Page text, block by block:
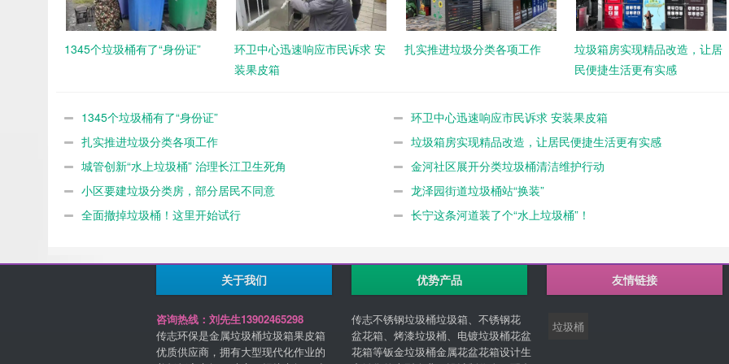
1345个垃圾桶有了“身份证”
环卫中心迅速响应市民诉求 安
装果皮箱
扎实推进垃圾分类各项工作
垃圾箱房实现精品改造，让居
民便捷生活更有实感
1345个垃圾桶有了“身份证”
环卫中心迅速响应市民诉求 安装果皮箱
扎实推进垃圾分类各项工作
垃圾箱房实现精品改造，让居民便捷生活更有实感
城管创新“水上垃圾桶” 治理长江卫生死角
金河社区展开分类垃圾桶清洁维护行动
小区要建垃圾分类房，部分居民不同意
龙泽园街道垃圾桶站“换装”
全面撤掉垃圾桶！这里开始试行
长宁这条河道装了个“水上垃圾桶”！
关于我们
咨询热线：刘先生13902465298
传志环保是金属垃圾桶垃圾箱果皮箱
优质供应商，拥有大型现代化作业的
优势产品
传志不锈钢垃圾桶垃圾箱、不锈钢花
盆花箱、烤漆垃圾桶、电镀垃圾桶花盆
花箱等钣金垃圾桶金属花盆花箱设计生
友情链接
垃圾桶